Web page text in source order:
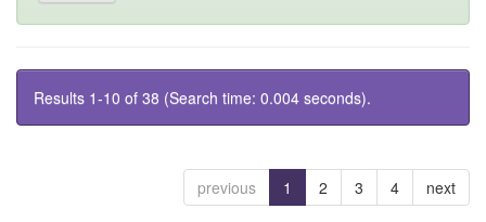
Results 1-10 of 38 (Search time: 0.004 seconds).
previous 1 2 3 4 next